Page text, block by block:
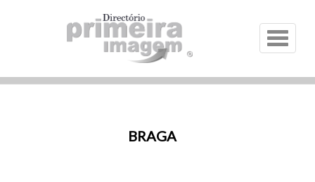
Menu
BRAGA